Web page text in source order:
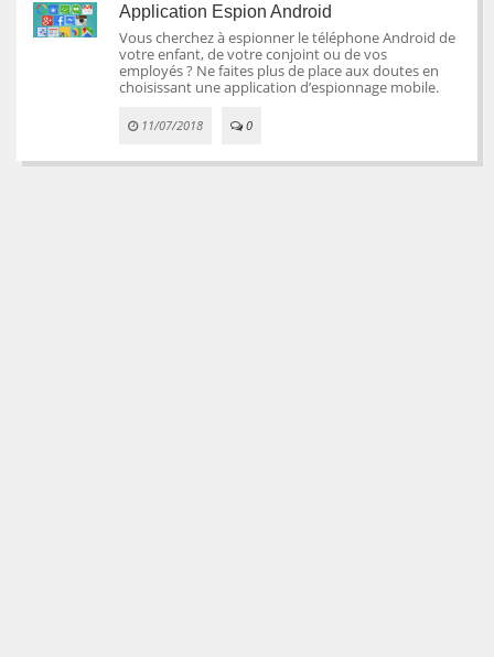
Application Espion Android
Vous cherchez à espionner le téléphone Android de
votre enfant, de votre conjoint ou de vos
employés ? Ne faites plus de place aux doutes en
choisissant une application d’espionnage mobile.
11/07/2018 0